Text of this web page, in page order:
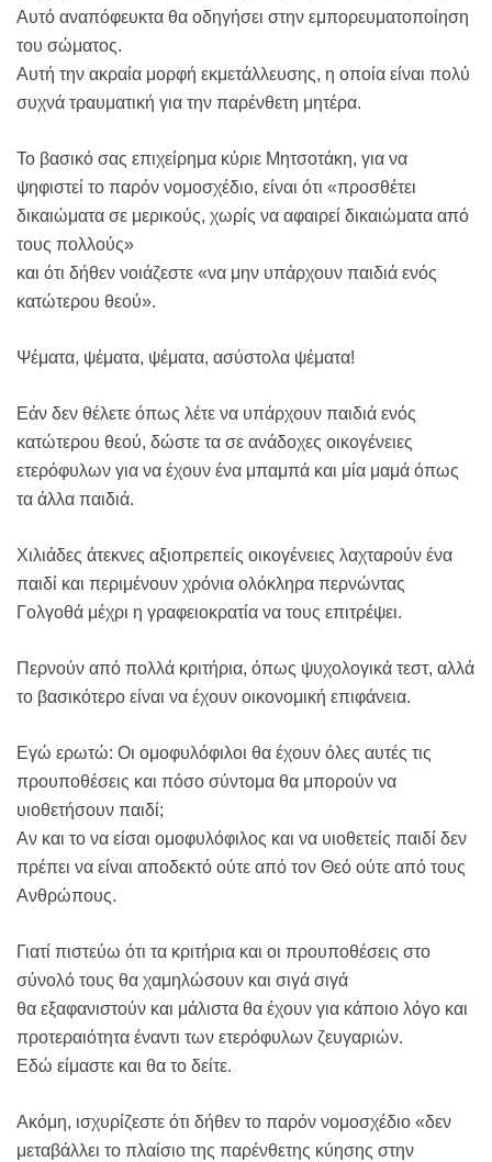
Αυτό αναπόφευκτα θα οδηγήσει στην εμπορευματοποίηση
του σώματος.
Αυτή την ακραία μορφή εκμετάλλευσης, η οποία είναι πολύ
συχνά τραυματική για την παρένθετη μητέρα.
Το βασικό σας επιχείρημα κύριε Μητσοτάκη, για να
ψηφιστεί το παρόν νομοσχέδιο, είναι ότι «προσθέτει
δικαιώματα σε μερικούς, χωρίς να αφαιρεί δικαιώματα από
τους πολλούς»
και ότι δήθεν νοιάζεστε «να μην υπάρχουν παιδιά ενός
κατώτερου θεού».
Ψέματα, ψέματα, ψέματα, ασύστολα ψέματα!
Εάν δεν θέλετε όπως λέτε να υπάρχουν παιδιά ενός
κατώτερου θεού, δώστε τα σε ανάδοχες οικογένειες
ετερόφυλων για να έχουν ένα μπαμπά και μία μαμά όπως
τα άλλα παιδιά.
Χιλιάδες άτεκνες αξιοπρεπείς οικογένειες λαχταρούν ένα
παιδί και περιμένουν χρόνια ολόκληρα περνώντας
Γολγοθά μέχρι η γραφειοκρατία να τους επιτρέψει.
Περνούν από πολλά κριτήρια, όπως ψυχολογικά τεστ, αλλά
το βασικότερο είναι να έχουν οικονομική επιφάνεια.
Εγώ ερωτώ: Οι ομοφυλόφιλοι θα έχουν όλες αυτές τις
προυποθέσεις και πόσο σύντομα θα μπορούν να
υιοθετήσουν παιδί;
Αν και το να είσαι ομοφυλόφιλος και να υιοθετείς παιδί δεν
πρέπει να είναι αποδεκτό ούτε από τον Θεό ούτε από τους
Ανθρώπους.
Γιατί πιστεύω ότι τα κριτήρια και οι προυποθέσεις στο
σύνολό τους θα χαμηλώσουν και σιγά σιγά
θα εξαφανιστούν και μάλιστα θα έχουν για κάποιο λόγο και
προτεραιότητα έναντι των ετερόφυλων ζευγαριών.
Εδώ είμαστε και θα το δείτε.
Ακόμη, ισχυρίζεστε ότι δήθεν το παρόν νομοσχέδιο «δεν
μεταβάλλει το πλαίσιο της παρένθετης κύησης στην